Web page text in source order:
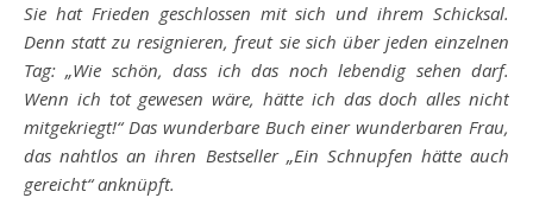
Sie hat Frieden geschlossen mit sich und ihrem Schicksal.
Denn statt zu resignieren, freut sie sich über jeden einzelnen
Tag: „Wie schön, dass ich das noch lebendig sehen darf.
Wenn ich tot gewesen wäre, hätte ich das doch alles nicht
mitgekriegt!“ Das wunderbare Buch einer wunderbaren Frau,
das nahtlos an ihren Bestseller „Ein Schnupfen hätte auch
gereicht“ anknüpft.